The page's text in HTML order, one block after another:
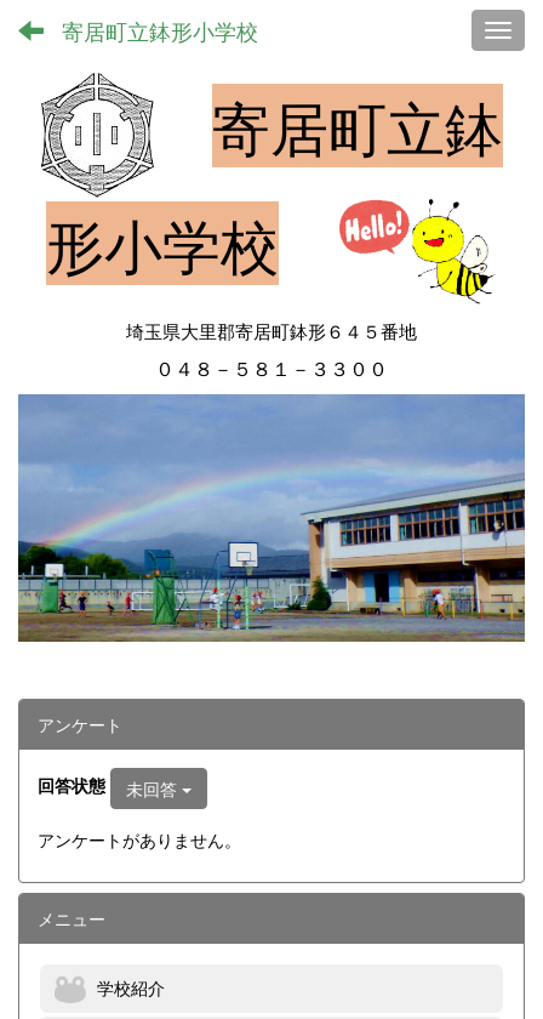
寄居町立鉢形小学校
寄居町立鉢
形小学校
埼玉県大里郡寄居町鉢形６４５番地
０４８－５８１－３３００
アンケート
回答状態 未回答
アンケートがありません。
メニュー
学校紹介